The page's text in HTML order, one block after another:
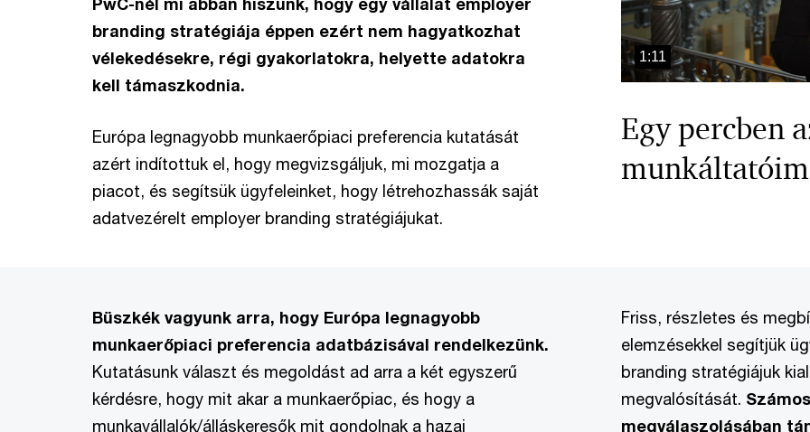
branding stratégiája éppen ezért nem hagyatkozhat
vélekedésekre, régi gyakorlatokra, helyette adatokra
kell támaszkodnia.
Európa legnagyobb munkaerőpiaci preferencia kutatását
azért indítottuk el, hogy megvizsgáljuk, mi mozgatja a
piacot, és segítsük ügyfeleinket, hogy létrehozhassák saját
adatvezérelt employer branding stratégiájukat.
1:11
Egy percben
Büszkék vagyunk arra, hogy Európa legnagyobb
munkaerőpiaci preferencia adatbázisával rendelkezünk.
Kutatásunk választ és megoldást ad arra a két egyszerű
kérdésre, hogy mit akar a munkaerőpiac, és hogy a
munkavállalók/álláskeresők mit gondolnak a hazai
Friss, részletes és
elemzésekkel segítjük
branding stratégiájuk
megvalósítását.
megválaszolásában